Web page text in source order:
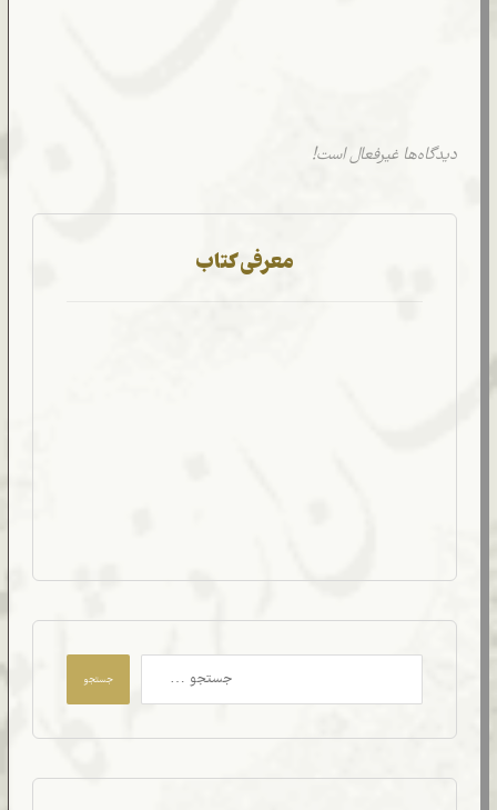
دیدگاه‌ها غیرفعال است!
معرفی کتاب